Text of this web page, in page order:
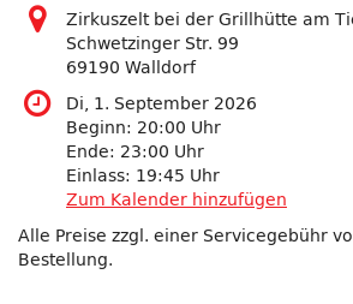
Zirkuszelt bei der Grillhütte am
Schwetzinger Str. 99
69190 Walldorf
Di, 1. September 2026
Beginn: 20:00 Uhr
Ende: 23:00 Uhr
Einlass: 19:45 Uhr
Zum Kalender hinzufügen
Alle Preise zzgl. einer Servicegebühr
Bestellung.